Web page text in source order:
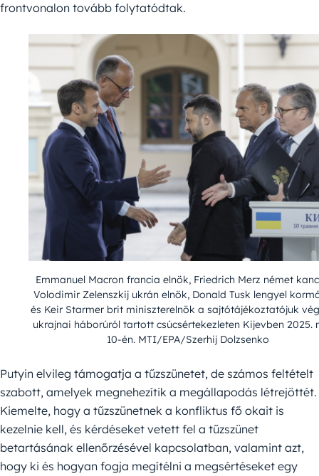
frontvonalon tovább folytatódtak.
Emmanuel Macron francia elnök, Friedrich Merz német
Volodimir Zelenszkij ukrán elnök, Donald Tusk lengyel
és Keir Starmer brit miniszterelnök a sajtótájékoztatójuk
ukrajnai háborúról tartott csúcsértekezleten Kijevben 2025.
10-én. MTI/EPA/Szerhij Dolzsenko
Putyin elvileg támogatja a tűzszünetet, de számos feltételt
szabott, amelyek megnehezítik a megállapodás létrejöttét.
Kiemelte, hogy a tűzszünetnek a konfliktus fő okait is
kezelnie kell, és kérdéseket vetett fel a tűzszünet
betartásának ellenőrzésével kapcsolatban, valamint azt,
hogy ki és hogyan fogja megítélni a megsértéseket egy